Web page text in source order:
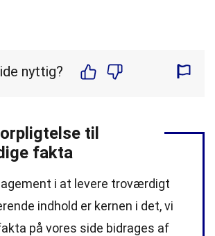
nyttig?
til
fakta
i at levere troværdigt
indhold er kernen i det, vi
på vores side bidrages af